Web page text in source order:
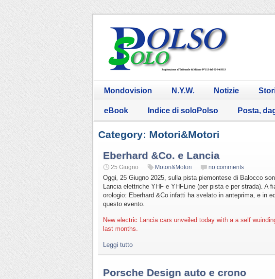
Mondovision N.Y.W. Notizie
eBook Indice di soloPolso Posta,
Category: Motori&Motori
Eberhard &Co. e Lancia
25 Giugno Motori&Motori no comments
Oggi, 25 Giugno 2025, sulla pista piemontese di Balocco
Lancia elettriche YHF e YHFLine (per pista e per strada). A
orologio: Eberhard &Co infatti ha svelato in anteprima, e in
questo evento.
New electric Lancia cars unveiled today with a a self
last months.
Leggi tutto
Porsche Design auto e crono